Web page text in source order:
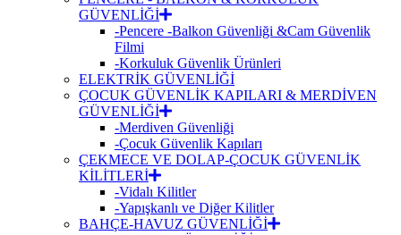
GÜVENLİĞİ
-Pencere -Balkon Güvenliği &Cam Güvenlik
Filmi
-Korkuluk Güvenlik Ürünleri
ELEKTRİK GÜVENLİĞİ
ÇOCUK GÜVENLİK KAPILARI & MERDİVEN
GÜVENLİĞİ
-Merdiven Güvenliği
-Çocuk Güvenlik Kapıları
ÇEKMECE VE DOLAP-ÇOCUK GÜVENLİK
KİLİTLERİ
-Vidalı Kilitler
-Yapışkanlı ve Diğer Kilitler
BAHÇE-HAVUZ GÜVENLİĞİ